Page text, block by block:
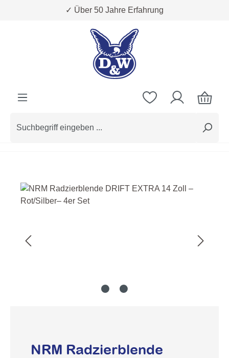
Zum Hauptinhalt springen✓ Über 50 Jahre Erfahrung
Bildergalerie überspringen
NRM Radzierblende